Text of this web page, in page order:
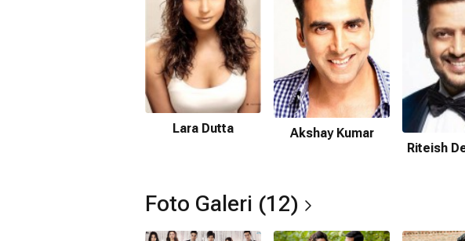
Komedi,Romantik
Netflix'te var mı?
Hayır. Film Netflix'te yayınlanmamaktadır.
Amazon Prime'da var mı?
Hayır. Film Amazon Prime'da yayınlanmamaktadır.
Sandeep
Hayır. Housefull için devam filmi bulunmamaktadır.
Lara Dutta
Akshay Kumar
Riteish
Foto Galeri (12)